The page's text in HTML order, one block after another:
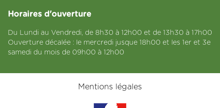
Horaires d'ouverture
Du Lundi au Vendredi, de 8h30 à 12h00 et de 13h30 à 17h00
Ouverture décalée : le mercredi jusque 18h00 et les 1er et 3e
samedi du mois de 09h00 à 12h00
Mentions légales